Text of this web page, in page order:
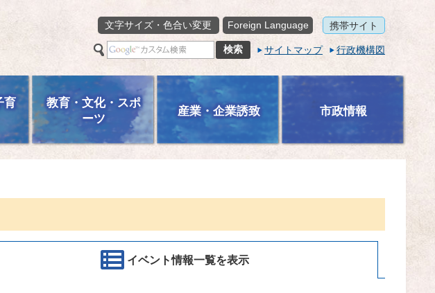
文字サイズ・色合い変更
Foreign Language 携帯サイト
サイトマップ 行政機構図
育
教育・文化・スポ
ーツ
産業・企業誘致 市政情報
イベント情報一覧を表示